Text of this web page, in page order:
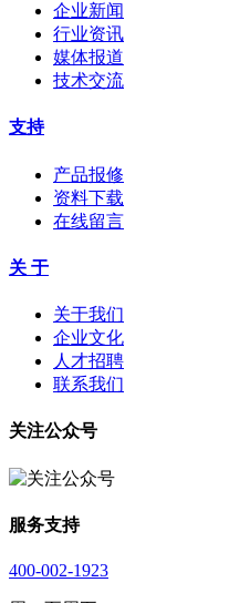
企业新闻
行业资讯
媒体报道
技术交流
支持
产品报修
资料下载
在线留言
关 于
关于我们
企业文化
人才招聘
联系我们
关注公众号
服务支持
400-002-1923